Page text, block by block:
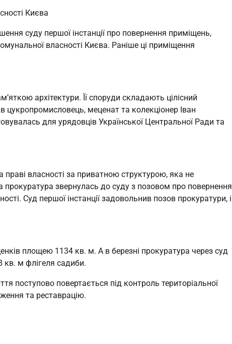
Києва
суду першої інстанції про повернення приміщень,
власності Києва. Раніше ці приміщення
архітектури. Її споруди складають цілісний
цукропромисловець, меценат та колекціонер Іван
для урядовців Української Центральної Ради та
власності за приватною структурою, яка не
прокуратура звернулась до суду з позовом про повернення
Суд першої інстанції задовольнив позов прокуратури, і
площею 1134 кв. м. А в березні прокуратура через суд
кв. м флігеля садиби.
поступово повертається під контроль територіальної
та реставрацію.